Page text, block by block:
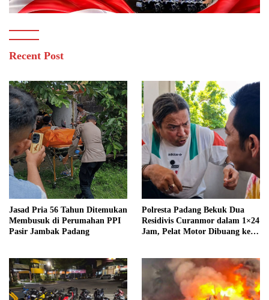
Recent Post
Jasad Pria 56 Tahun Ditemukan
Membusuk di Perumahan PPI
Pasir Jambak Padang
Polresta Padang Bekuk Dua
Residivis Curanmor dalam 1×24
Jam, Pelat Motor Dibuang ke